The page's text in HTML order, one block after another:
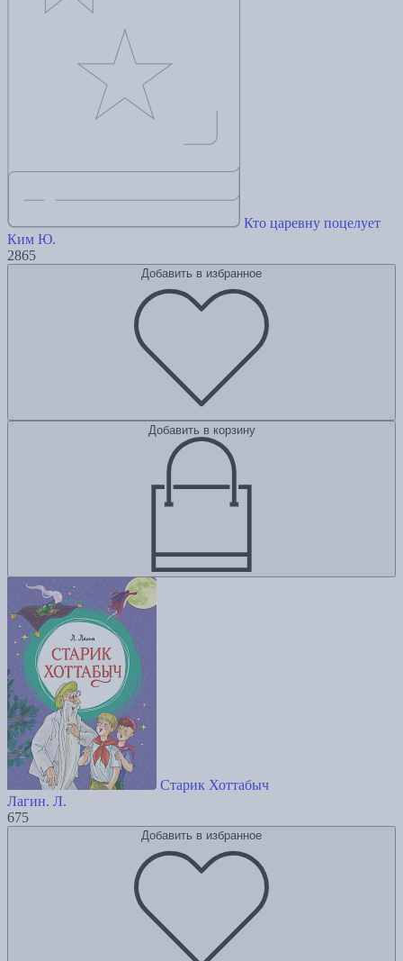
Кто царевну поцелует
Ким Ю.
2865
Добавить в избранное
Добавить в корзину
Старик Хоттабыч
Лагин. Л.
675
Добавить в избранное